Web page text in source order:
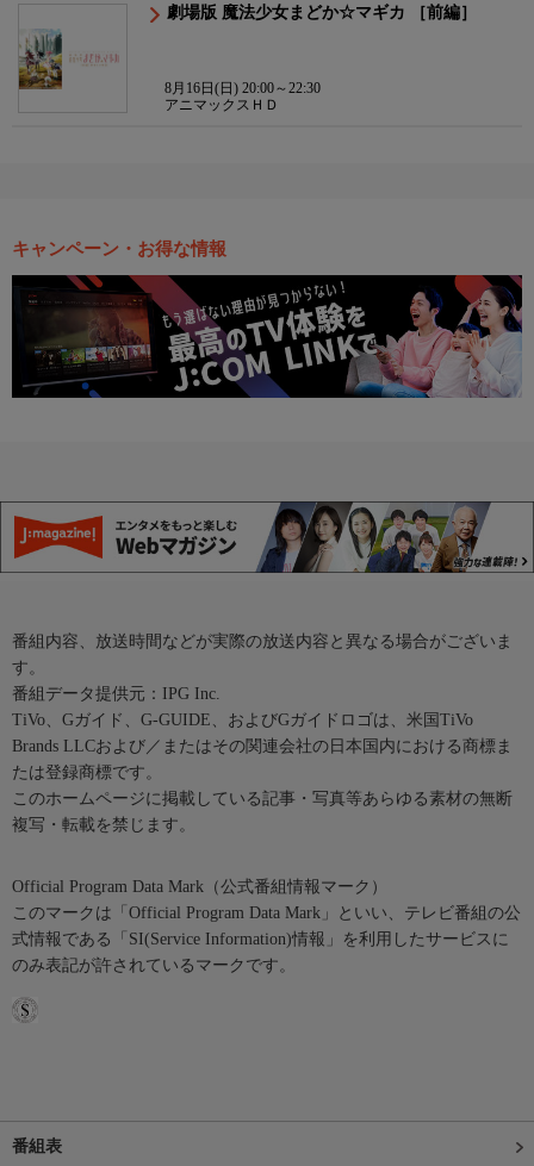
劇場版 魔法少女まどか☆マギカ ［前編］
8月16日(日) 20:00～22:30
アニマックスＨＤ
キャンペーン・お得な情報
番組内容、放送時間などが実際の放送内容と異なる場合がございま
す。
番組データ提供元：IPG Inc.
TiVo、Gガイド、G-GUIDE、およびGガイドロゴは、米国TiVo
Brands LLCおよび／またはその関連会社の日本国内における商標ま
たは登録商標です。
このホームページに掲載している記事・写真等あらゆる素材の無断
複写・転載を禁じます。
Official Program Data Mark（公式番組情報マーク）
このマークは「Official Program Data Mark」といい、テレビ番組の公
式情報である「SI(Service Information)情報」を利用したサービスに
のみ表記が許されているマークです。
番組表